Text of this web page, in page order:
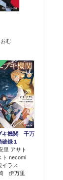
む
キ機関 千万
破録１
里 アサト
ト necomi
イラス
伊万里